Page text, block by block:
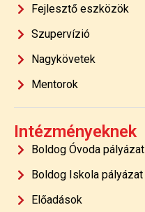
Fejlesztő eszközök
Szupervízió
Nagykövetek
Mentorok
Intézményeknek
Boldog Óvoda pályázat
Boldog Iskola pályázat
Előadások